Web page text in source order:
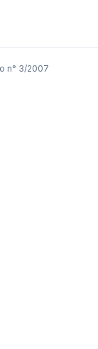
n° 3/2007